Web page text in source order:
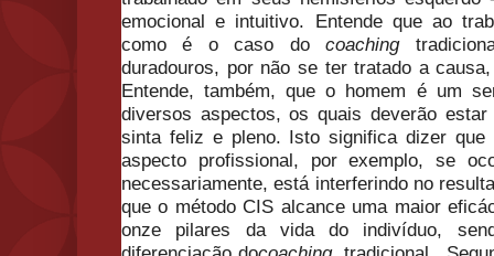
emocional e intuitivo. Entende que ao
como é
o caso do coaching
duradouros, por não se ter tratado a
Entende, também, que o homem é um
diversos aspectos, os quais deverão estar
sinta feliz e pleno. Isto significa dizer que
aspecto profissional, por exemplo, se o
necessariamente, está interferindo no
que o método CIS alcance uma maior
onze pilares da vida do indivíduo,